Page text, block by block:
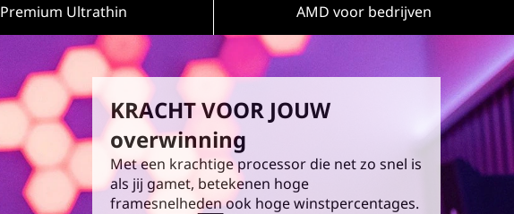
Premium Ultrathin AMD voor bedrijven
KRACHT VOOR JOUW
overwinning
Met een krachtige processor die net zo snel is
als jij gamet, betekenen hoge
framesnelheden ook hoge winstpercentages.